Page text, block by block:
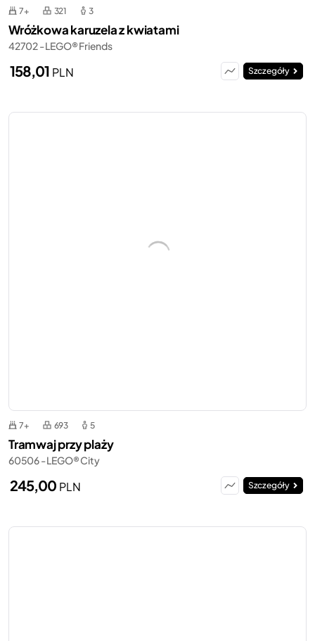
7+ 321 3
Wróżkowa karuzela z kwiatami
42702 - LEGO® Friends
158,01 PLN Szczegóły
7+ 693 5
Tramwaj przy plaży
60506 - LEGO® City
245,00 PLN Szczegóły